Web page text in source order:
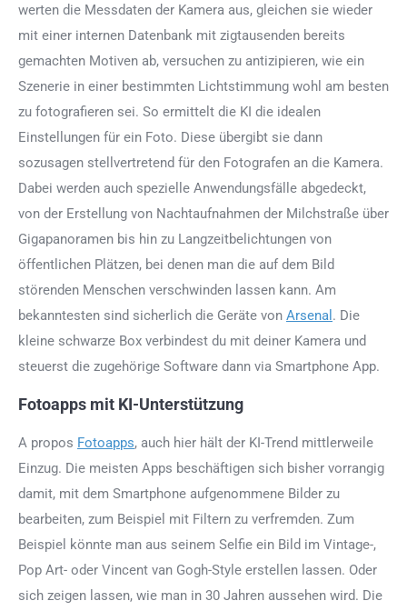
werten die Messdaten der Kamera aus, gleichen sie wieder
mit einer internen Datenbank mit zigtausenden bereits
gemachten Motiven ab, versuchen zu antizipieren, wie ein
Szenerie in einer bestimmten Lichtstimmung wohl am besten
zu fotografieren sei. So ermittelt die KI die idealen
Einstellungen für ein Foto. Diese übergibt sie dann
sozusagen stellvertretend für den Fotografen an die Kamera.
Dabei werden auch spezielle Anwendungsfälle abgedeckt,
von der Erstellung von Nachtaufnahmen der Milchstraße über
Gigapanoramen bis hin zu Langzeitbelichtungen von
öffentlichen Plätzen, bei denen man die auf dem Bild
störenden Menschen verschwinden lassen kann. Am
bekanntesten sind sicherlich die Geräte von Arsenal . Die
kleine schwarze Box verbindest du mit deiner Kamera und
steuerst die zugehörige Software dann via Smartphone App.
Fotoapps mit KI-Unterstützung
A propos Fotoapps, auch hier hält der KI-Trend mittlerweile
Einzug. Die meisten Apps beschäftigen sich bisher vorrangig
damit, mit dem Smartphone aufgenommene Bilder zu
bearbeiten, zum Beispiel mit Filtern zu verfremden. Zum
Beispiel könnte man aus seinem Selfie ein Bild im Vintage-,
Pop Art- oder Vincent van Gogh-Style erstellen lassen. Oder
sich zeigen lassen, wie man in 30 Jahren aussehen wird. Die